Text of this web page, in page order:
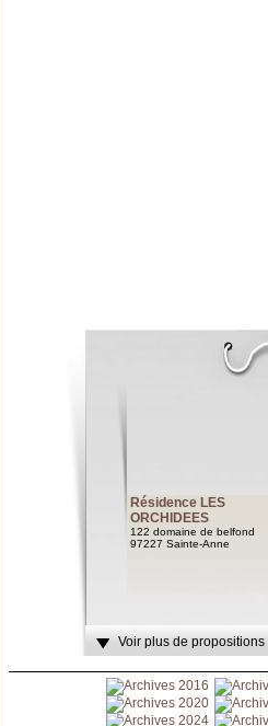
Résidence LES
ORCHIDEES
122 domaine de belfond
97227 Sainte-Anne
Voir plus de